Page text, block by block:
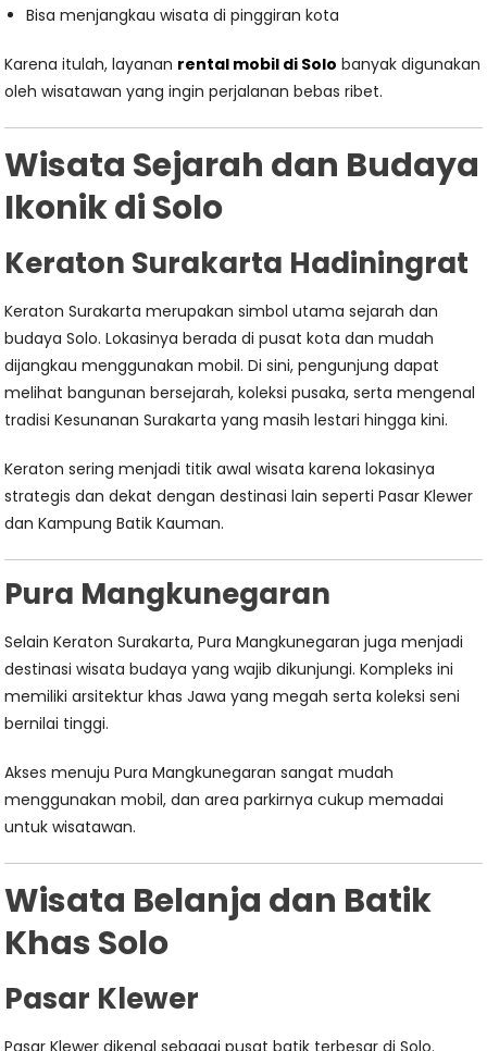
Bisa menjangkau wisata di pinggiran kota
Karena itulah, layanan rental mobil di Solo banyak digunakan
oleh wisatawan yang ingin perjalanan bebas ribet.
Wisata Sejarah dan Budaya
Ikonik di Solo
Keraton Surakarta Hadiningrat
Keraton Surakarta merupakan simbol utama sejarah dan
budaya Solo. Lokasinya berada di pusat kota dan mudah
dijangkau menggunakan mobil. Di sini, pengunjung dapat
melihat bangunan bersejarah, koleksi pusaka, serta mengenal
tradisi Kesunanan Surakarta yang masih lestari hingga kini.
Keraton sering menjadi titik awal wisata karena lokasinya
strategis dan dekat dengan destinasi lain seperti Pasar Klewer
dan Kampung Batik Kauman.
Pura Mangkunegaran
Selain Keraton Surakarta, Pura Mangkunegaran juga menjadi
destinasi wisata budaya yang wajib dikunjungi. Kompleks ini
memiliki arsitektur khas Jawa yang megah serta koleksi seni
bernilai tinggi.
Akses menuju Pura Mangkunegaran sangat mudah
menggunakan mobil, dan area parkirnya cukup memadai
untuk wisatawan.
Wisata Belanja dan Batik
Khas Solo
Pasar Klewer
Pasar Klewer dikenal sebagai pusat batik terbesar di Solo.